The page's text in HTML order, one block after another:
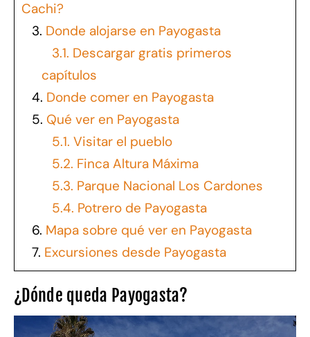
Cachi?
3. Donde alojarse en Payogasta
3.1. Descargar gratis primeros
capítulos
4. Donde comer en Payogasta
5. Qué ver en Payogasta
5.1. Visitar el pueblo
5.2. Finca Altura Máxima
5.3. Parque Nacional Los Cardones
5.4. Potrero de Payogasta
6. Mapa sobre qué ver en Payogasta
7. Excursiones desde Payogasta
¿Dónde queda Payogasta?